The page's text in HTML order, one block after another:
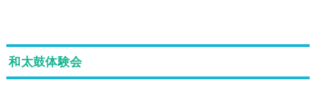
和太鼓体験会